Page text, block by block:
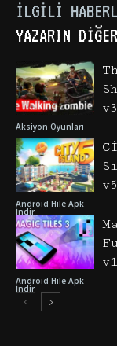
İLGILI
YAZARIN
Aksiyon Oyunları
Android Hile Apk
İndir
Android Hile Apk
İndir